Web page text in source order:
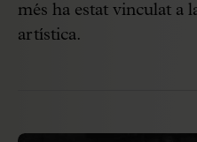
més ha estat vinculat a
artística.